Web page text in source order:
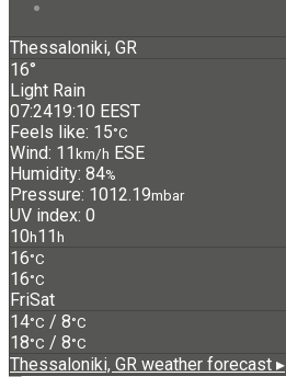
Thessaloniki, GR
16°
Light Rain
07:2419:10 EEST
Feels like: 15°C
Wind: 11 km/h ESE
Humidity: 84%
Pressure: 1012.19mbar
UV index: 0
10 h11 h
16°C
16°C
FriSat
14°C / 8°C
18°C / 8°C
Thessaloniki, GR weather forecast ▸